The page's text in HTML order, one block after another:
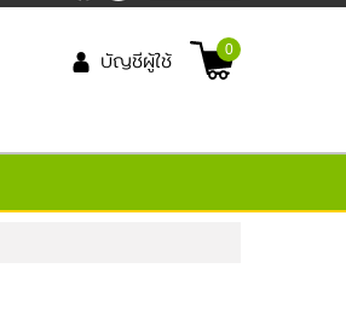
บัญชีผู้ใช้ 0